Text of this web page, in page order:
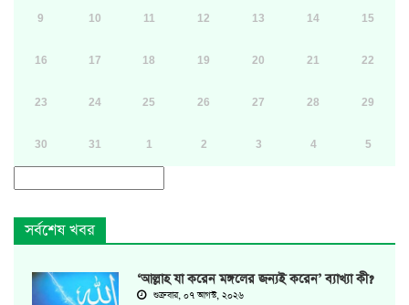
9 10 11 12 13 14 15
16 17 18 19 20 21 22
23 24 25 26 27 28 29
30 31 1 2 3 4 5
সর্বশেষ খবর
‘আল্লাহ যা করেন মঙ্গলের জন্যই করেন’ ব্যাখ্যা কী?
শুক্রবার, ০৭ আগস্ট, ২০২৬